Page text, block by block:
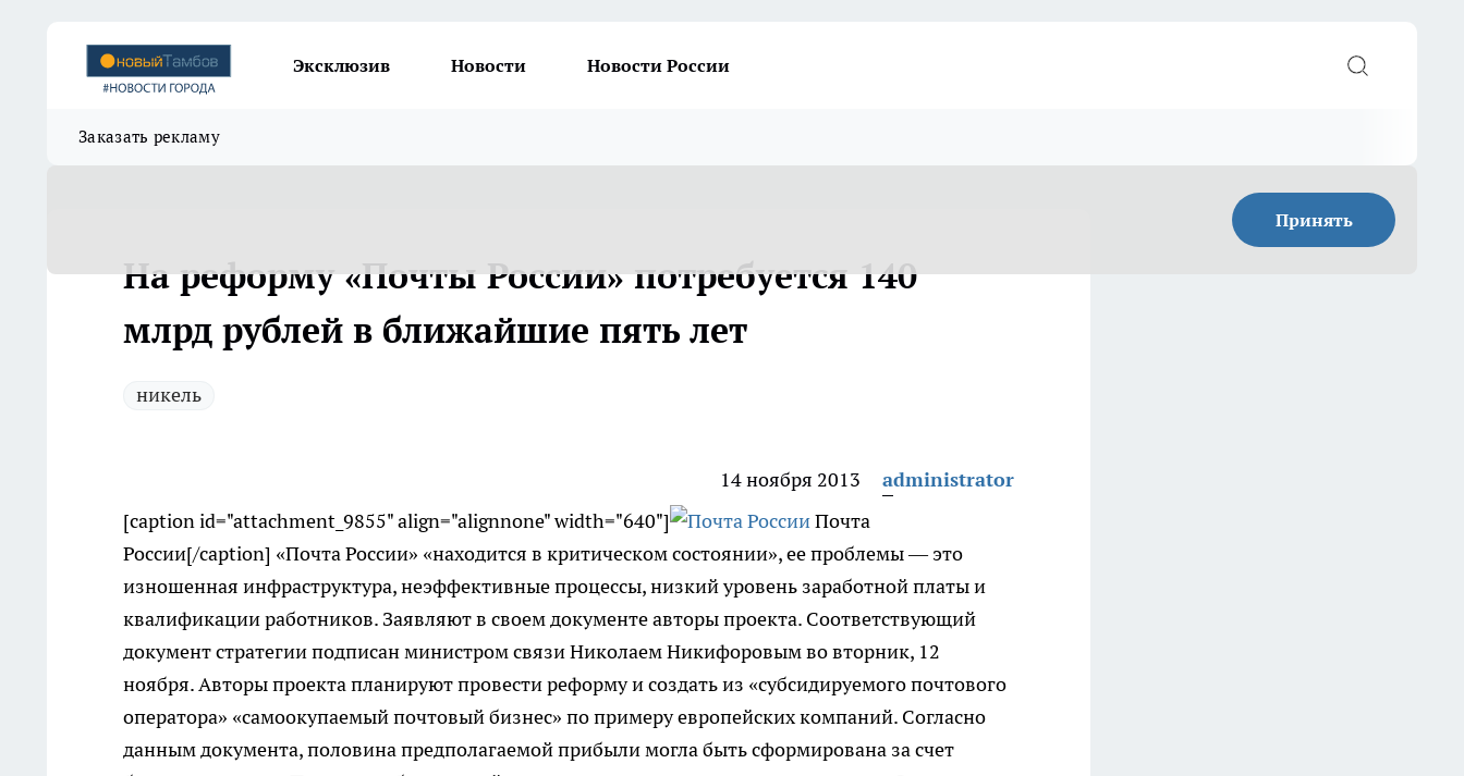
Эксклюзив Новости Новости России
Заказать рекламу
Принять
На реформу «Почты России» потребуется 140
млрд рублей в ближайшие пять лет
никель
14 ноября 2013
administrator
[caption id="attachment_9855" align="alignnone" width="640"]
Почта
России[/caption] «Почта России» «находится в критическом состоянии», ее проблемы — это
изношенная инфраструктура, неэффективные процессы, низкий уровень заработной платы и
квалификации работников. Заявляют в своем документе авторы проекта. Соответствующий
документ стратегии подписан министром связи Николаем Никифоровым во вторник, 12
ноября. Авторы проекта планируют провести реформу и создать из «субсидируемого почтового
оператора» «самоокупаемый почтовый бизнес» по примеру европейских компаний. Согласно
данным документа, половина предполагаемой прибыли могла быть сформирована за счет